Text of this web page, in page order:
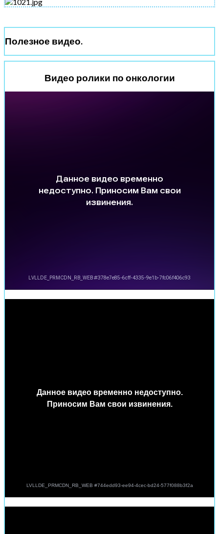
Полезное видео.
Видео ролики по онкологии